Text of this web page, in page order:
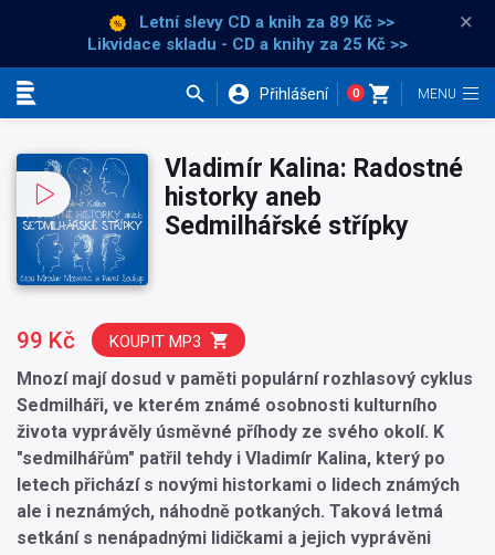
Letní slevy CD a knih za 89 Kč >>
Likvidace skladu - CD a knihy za 25 Kč >>
×
Přihlášení 0
Vladimír Kalina: Radostné
historky aneb
Sedmilhářské střípky
Mnozí mají dosud v paměti populární rozhlasový cyklus
Sedmilháři, ve kterém známé osobnosti kulturního
života vyprávěly úsměvné příhody ze svého okolí. K
"sedmilhářům" patřil tehdy i Vladimír Kalina, který po
letech přichází s novými historkami o lidech známých
ale i neznámých, náhodně potkaných. Taková letmá
setkání s nenápadnými lidičkami a jejich vyprávěni
99 Kč KOUPIT MP3